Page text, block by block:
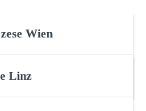
Wien
Salzburg
Linz